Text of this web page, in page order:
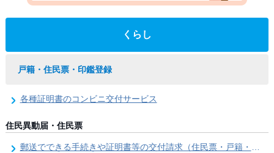
くらし
戸籍・住民票・印鑑登録
各種証明書のコンビニ交付サービス
住民異動届・住民票
郵送でできる手続きや証明書等の交付請求（住民票・戸籍・国民年金関係）